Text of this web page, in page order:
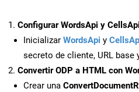
Configurar WordsApi y CellsApi
Inicializar WordsApi y
secreto de cliente, URL base
Convertir ODP a HTML con
Crear una